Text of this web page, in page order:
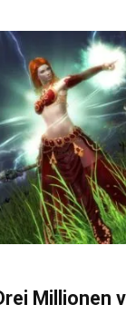
Millionen